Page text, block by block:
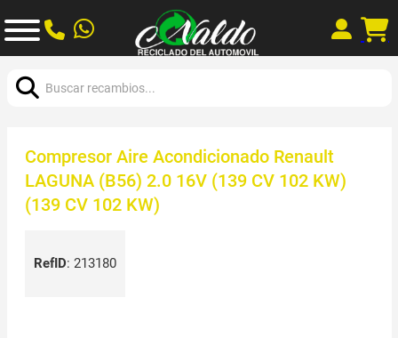
Compresor Aire Acondicionado Renault
LAGUNA (B56) 2.0 16V (139 CV 102 KW)
(139 CV 102 KW)
RefID: 213180